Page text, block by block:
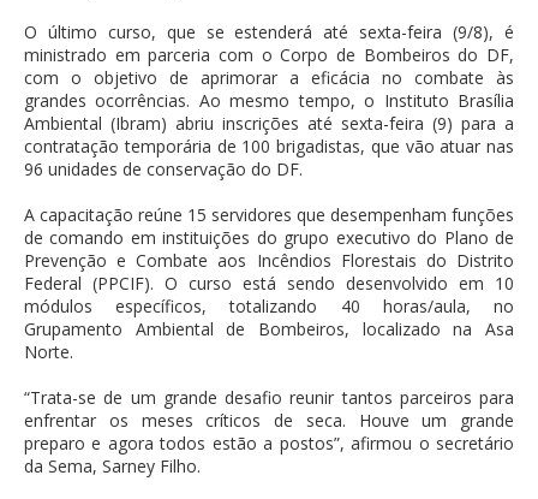
O último curso, que se estenderá até sexta-feira (9/8), é
ministrado em parceria com o Corpo de Bombeiros do DF,
com o objetivo de aprimorar a eficácia no combate às
grandes ocorrências. Ao mesmo tempo, o Instituto Brasília
Ambiental (Ibram) abriu inscrições até sexta-feira (9) para a
contratação temporária de 100 brigadistas, que vão atuar nas
96 unidades de conservação do DF.
A capacitação reúne 15 servidores que desempenham funções
de comando em instituições do grupo executivo do Plano de
Prevenção e Combate aos Incêndios Florestais do Distrito
Federal (PPCIF). O curso está sendo desenvolvido em 10
módulos específicos, totalizando 40 horas/aula, no
Grupamento Ambiental de Bombeiros, localizado na Asa
Norte.
“Trata-se de um grande desafio reunir tantos parceiros para
enfrentar os meses críticos de seca. Houve um grande
preparo e agora todos estão a postos”, afirmou o secretário
da Sema, Sarney Filho.